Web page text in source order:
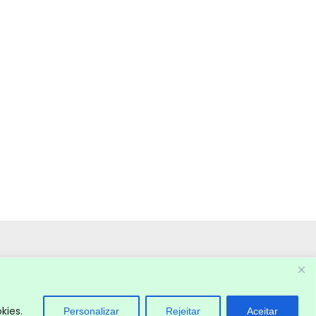
Personalizar Rejeitar Aceitar